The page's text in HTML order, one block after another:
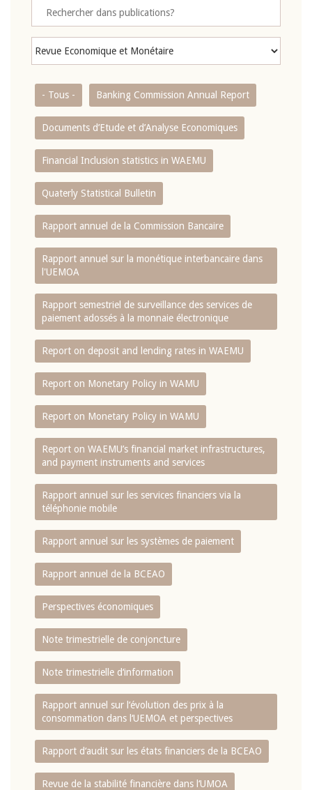
- Tous - Banking Commission Annual Report
Documents d’Etude et d’Analyse Economiques
Financial Inclusion statistics in WAEMU
Quaterly Statistical Bulletin
Rapport annuel de la Commission Bancaire
Rapport annuel sur la monétique interbancaire dans
l'UEMOA
Rapport semestriel de surveillance des services de
paiement adossés à la monnaie électronique
Report on deposit and lending rates in WAEMU
Report on Monetary Policy in WAMU
Report on Monetary Policy in WAMU
Report on WAEMU’s financial market infrastructures,
and payment instruments and services
Rapport annuel sur les services financiers via la
téléphonie mobile
Rapport annuel sur les systèmes de paiement
Rapport annuel de la BCEAO
Perspectives économiques
Note trimestrielle de conjoncture
Note trimestrielle d‘information
Rapport annuel sur l‘évolution des prix à la
consommation dans l‘UEMOA et perspectives
Rapport d‘audit sur les états financiers de la BCEAO
Revue de la stabilité financière dans l‘UMOA